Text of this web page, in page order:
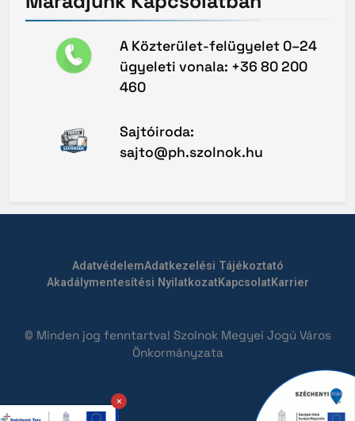
A Közterület-felügyelet 0–24
ügyeleti vonala: +36 80 200
460
Sajtóiroda:
sajto@ph.szolnok.hu
AdatvédelemAdatkezelési Tájékoztató
Akadálymentesítési NyilatkozatKapcsolatKarrier
© Minden jog fenntartva! Szolnok Megyei Jogú Város
Önkormányzata
×